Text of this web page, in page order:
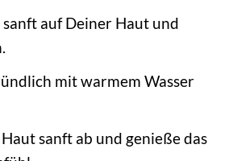
auf Deiner Haut und
mit warmem Wasser
sanft ab und genieße das